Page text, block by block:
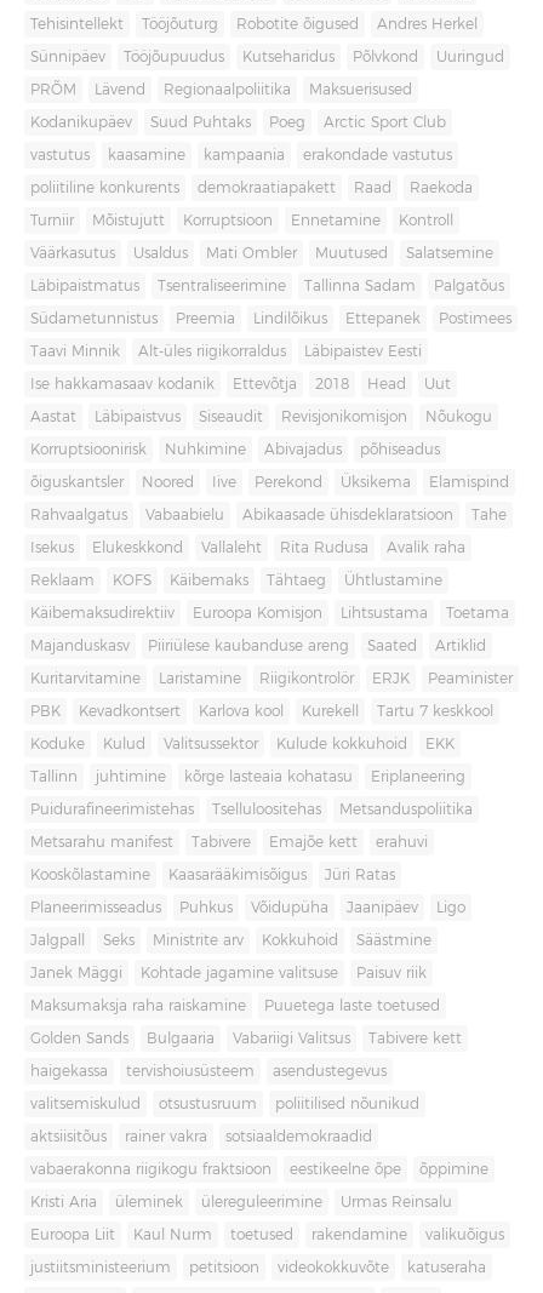
Tehisintellekt Tööjõuturg Robotite õigused Andres Herkel
Sünnipäev Tööjõupuudus Kutseharidus Põlvkond Uuringud
PRÕM Lävend Regionaalpoliitika Maksuerisused
Kodanikupäev Suud Puhtaks Poeg Arctic Sport Club
vastutus kaasamine kampaania erakondade vastutus
poliitiline konkurents demokraatiapakett Raad Raekoda
Turniir Mõistujutt Korruptsioon Ennetamine Kontroll
Väärkasutus Usaldus Mati Ombler Muutused Salatsemine
Läbipaistmatus Tsentraliseerimine Tallinna Sadam Palgatõus
Südametunnistus Preemia Lindilõikus Ettepanek Postimees
Taavi Minnik Alt-üles riigikorraldus Läbipaistev Eesti
Ise hakkamasaav kodanik Ettevõtja 2018 Head Uut
Aastat Läbipaistvus Siseaudit Revisjonikomisjon Nõukogu
Korruptsioonirisk Nuhkimine Abivajadus põhiseadus
õiguskantsler Noored Iive Perekond Üksikema Elamispind
Rahvaalgatus Vabaabielu Abikaasade ühisdeklaratsioon Tahe
Isekus Elukeskkond Vallaleht Rita Rudusa Avalik raha
Reklaam KOFS Käibemaks Tähtaeg Ühtlustamine
Käibemaksudirektiiv Euroopa Komisjon Lihtsustama Toetama
Majanduskasv Piiriülese kaubanduse areng Saated Artiklid
Kuritarvitamine Laristamine Riigikontrolör ERJK Peaminister
PBK Kevadkontsert Karlova kool Kurekell Tartu 7 keskkool
Koduke Kulud Valitsussektor Kulude kokkuhoid EKK
Tallinn juhtimine kõrge lasteaia kohatasu Eriplaneering
Puidurafineerimistehas Tselluloositehas Metsanduspoliitika
Metsarahu manifest Tabivere Emajõe kett erahuvi
Kooskõlastamine Kaasarääkimisõigus Jüri Ratas
Planeerimisseadus Puhkus Võidupüha Jaanipäev Ligo
Jalgpall Seks Ministrite arv Kokkuhoid Säästmine
Janek Mäggi Kohtade jagamine valitsuse Paisuv riik
Maksumaksja raha raiskamine Puuetega laste toetused
Golden Sands Bulgaaria Vabariigi Valitsus Tabivere kett
haigekassa tervishoiusüsteem asendustegevus
valitsemiskulud otsustusruum poliitilised nõunikud
aktsiisitõus rainer vakra sotsiaaldemokraadid
vabaerakonna riigikogu fraktsioon eestikeelne õpe õppimine
Kristi Aria üleminek ülereguleerimine Urmas Reinsalu
Euroopa Liit Kaul Nurm toetused rakendamine valikuõigus
justiitsministeerium petitsioon videokokkuvõte katuseraha